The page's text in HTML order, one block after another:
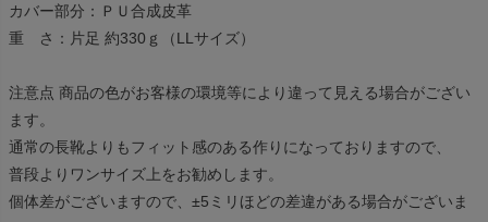
カバー部分：ＰＵ合成皮革
重 さ：片足 約330ｇ（LLサイズ）
注意点 商品の色がお客様の環境等により違って見える場合がござい
ます。
通常の長靴よりもフィット感のある作りになっておりますので、
普段よりワンサイズ上をお勧めします。
個体差がございますので、±5ミリほどの差違がある場合がございま